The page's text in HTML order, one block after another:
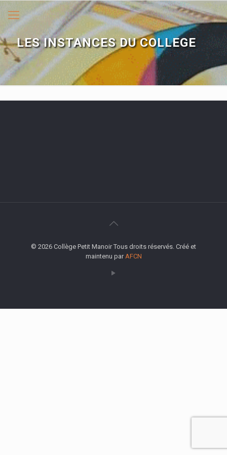
LES INSTANCES DU COLLEGE
© 2026 Collège Petit Manoir Tous droits réservés. Créé et
maintenu parAFCN